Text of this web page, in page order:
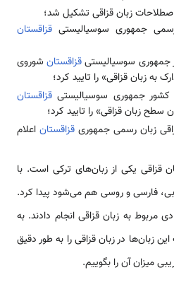
قزاقستان
قزاقستانشوروی
به زبان قزاقی» را تایید کرد؛
قزاقستان
سطح زبان قزاقی» را تایید کرد؛
قزاقستاناعلام
قزاقی یکی از زبان‌های ترکی است. با
فارسی و روسی هم می‌شود پیدا کرد.
به زبان قزاقی انجام دادند. به
زبان‌ها در زبان قزاقی را به طور دقیق
میزان آن را بگوییم.